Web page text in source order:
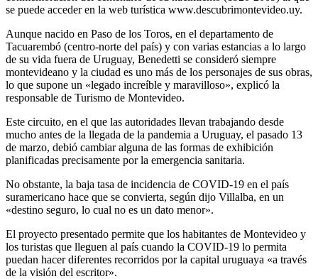
se puede acceder en la web turística www.descubrimontevideo.uy.
Aunque nacido en Paso de los Toros, en el departamento de
Tacuarembó (centro-norte del país) y con varias estancias a lo largo
de su vida fuera de Uruguay, Benedetti se consideró siempre
montevideano y la ciudad es uno más de los personajes de sus obras,
lo que supone un «legado increíble y maravilloso», explicó la
responsable de Turismo de Montevideo.
Este circuito, en el que las autoridades llevan trabajando desde
mucho antes de la llegada de la pandemia a Uruguay, el pasado 13
de marzo, debió cambiar alguna de las formas de exhibición
planificadas precisamente por la emergencia sanitaria.
No obstante, la baja tasa de incidencia de COVID-19 en el país
suramericano hace que se convierta, según dijo Villalba, en un
«destino seguro, lo cual no es un dato menor».
El proyecto presentado permite que los habitantes de Montevideo y
los turistas que lleguen al país cuando la COVID-19 lo permita
puedan hacer diferentes recorridos por la capital uruguaya «a través
de la visión del escritor».